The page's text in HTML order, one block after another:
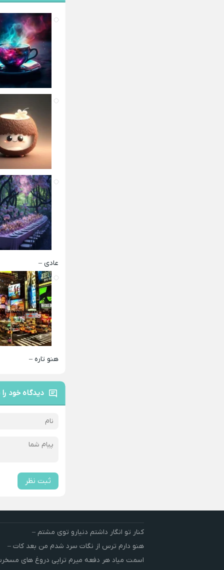
عادی –
هنو تاره –
دیدگاه خود را
ثبت نظر
کنار تو انگار داشتم دنیارو توی مشتم –
هنو دارم ترس از نگات سرد شدم من بعد کات –
اسمت میاد هر دفعه میرم تراپی دروغ‌ های